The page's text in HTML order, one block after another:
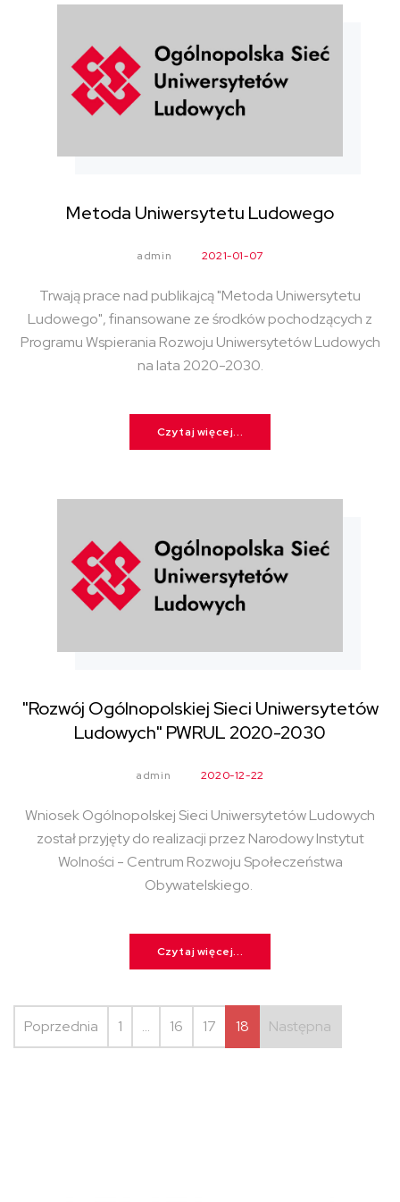
Metoda Uniwersytetu Ludowego
admin 2021-01-07
Trwają prace nad publikajcą "Metoda Uniwersytetu
Ludowego", finansowane ze środków pochodzących z
Programu Wspierania Rozwoju Uniwersytetów Ludowych
na lata 2020-2030.
Czytaj więcej...
"Rozwój Ogólnopolskiej Sieci Uniwersytetów
Ludowych" PWRUL 2020-2030
admin 2020-12-22
Wniosek Ogólnopolskej Sieci Uniwersytetów Ludowych
został przyjęty do realizacji przez Narodowy Instytut
Wolności - Centrum Rozwoju Społeczeństwa
Obywatelskiego.
Czytaj więcej...
Poprzednia 1 ... 16 17 18 Następna